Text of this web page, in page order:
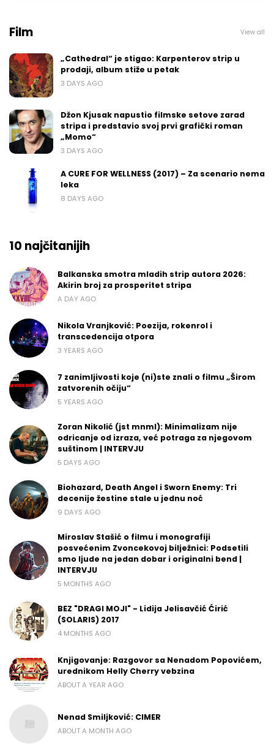
Film View all
„Cathedral“ je stigao: Karpenterov strip u
prodaji, album stiže u petak
3 DAYS AGO
Džon Kjusak napustio filmske setove zarad
stripa i predstavio svoj prvi grafički roman
„Momo“
3 DAYS AGO
A CURE FOR WELLNESS (2017) – Za scenario nema
leka
8 DAYS AGO
10 najčitanijih
Balkanska smotra mladih strip autora 2026:
Akirin broj za prosperitet stripa
A DAY AGO
Nikola Vranjković: Poezija, rokenrol i
transcedencija otpora
3 YEARS AGO
7 zanimljivosti koje (ni)ste znali o filmu „Širom
zatvorenih očiju“
5 YEARS AGO
Zoran Nikolić (jst mnml): Minimalizam nije
odricanje od izraza, već potraga za njegovom
suštinom | INTERVJU
5 DAYS AGO
Biohazard, Death Angel i Sworn Enemy: Tri
decenije žestine stale u jednu noć
9 DAYS AGO
Miroslav Stašić o filmu i monografiji
posvećenim Zvoncekovoj bilježnici: Podsetili
smo ljude na jedan dobar i originalni bend |
INTERVJU
5 MONTHS AGO
BEZ "DRAGI MOJI" - Lidija Jelisavčić Ćirić
(SOLARIS) 2017
4 MONTHS AGO
Knjigovanje: Razgovor sa Nenadom Popovićem,
urednikom Helly Cherry vebzina
ABOUT A YEAR AGO
Nenad Smiljković: CIMER
ABOUT A MONTH AGO